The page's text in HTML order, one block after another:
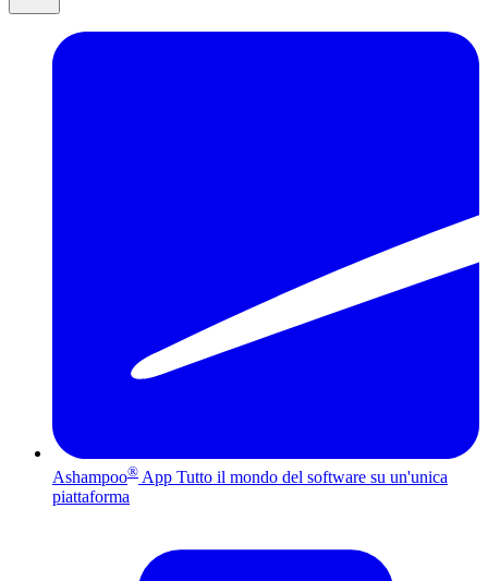
Ashampoo® App Tutto il mondo del software su un'unica
piattaforma